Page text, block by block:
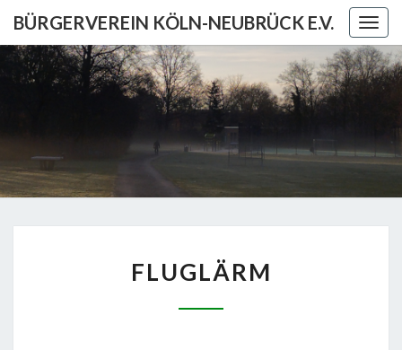
content
BÜRGERVEREIN KÖLN-NEUBRÜCK E.V.
FLUGLÄRM